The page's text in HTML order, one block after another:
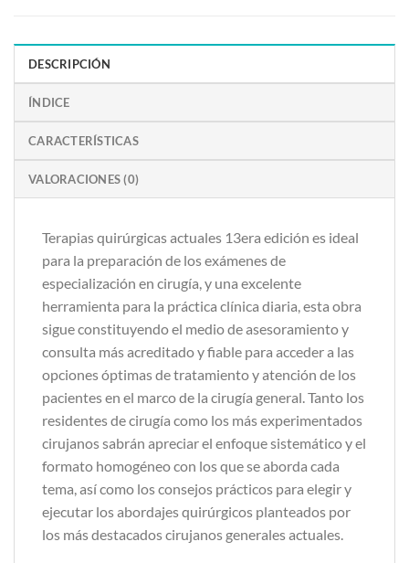
DESCRIPCIÓN
ÍNDICE
CARACTERÍSTICAS
VALORACIONES (0)
Terapias quirúrgicas actuales 13era edición es ideal
para la preparación de los exámenes de
especialización en cirugía, y una excelente
herramienta para la práctica clínica diaria, esta obra
sigue constituyendo el medio de asesoramiento y
consulta más acreditado y fiable para acceder a las
opciones óptimas de tratamiento y atención de los
pacientes en el marco de la cirugía general. Tanto los
residentes de cirugía como los más experimentados
cirujanos sabrán apreciar el enfoque sistemático y el
formato homogéneo con los que se aborda cada
tema, así como los consejos prácticos para elegir y
ejecutar los abordajes quirúrgicos planteados por
los más destacados cirujanos generales actuales.